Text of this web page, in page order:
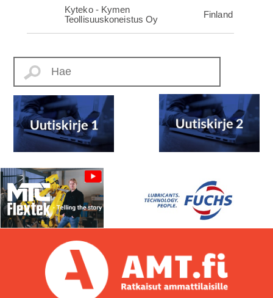
Kyteko - Kymen
Teollisuuskoneistus Oy
Finland